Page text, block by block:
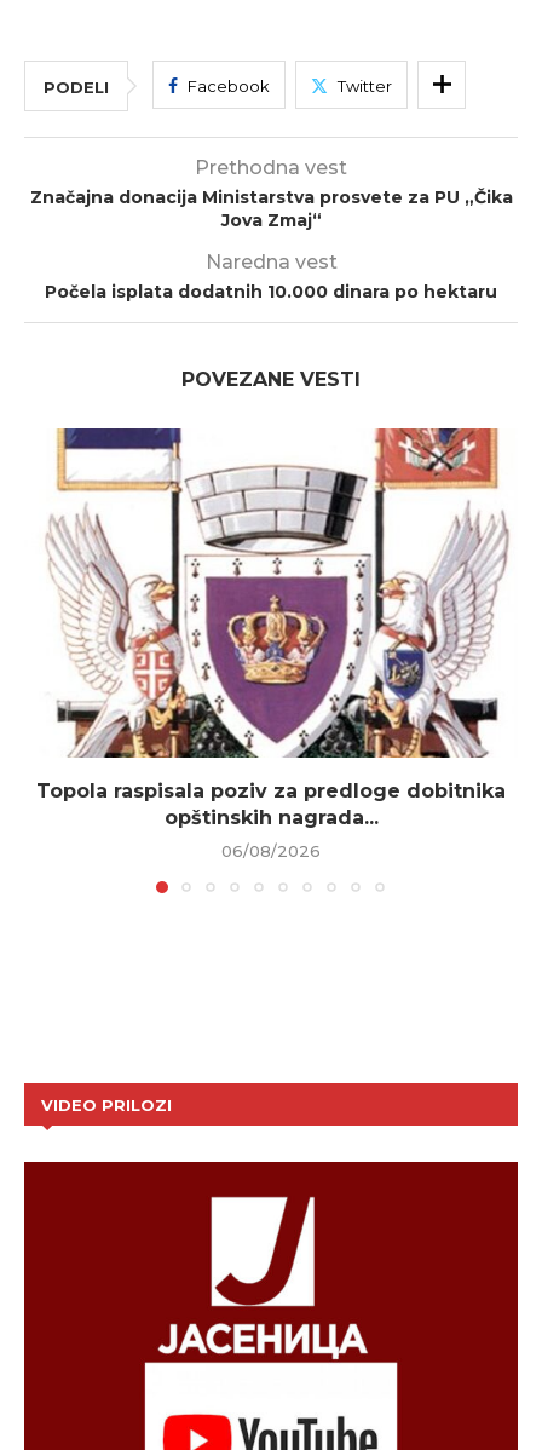
PODELI Facebook Twitter
Prethodna vest
Značajna donacija Ministarstva prosvete za PU „Čika
Jova Zmaj“
Naredna vest
Počela isplata dodatnih 10.000 dinara po hektaru
POVEZANE VESTI
Topola raspisala poziv za predloge dobitnika
opštinskih nagrada...
06/08/2026
VIDEO PRILOZI